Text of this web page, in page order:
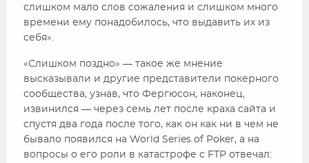
слишком мало слов сожаления и слишком много
времени ему понадобилось, что выдавить их из
себя».
«Слишком поздно» — такое же мнение
высказывали и другие представители покерного
сообщества, узнав, что Фергюсон, наконец,
извинился — через семь лет после краха сайта и
спустя два года после того, как он как ни в чем не
бывало появился на World Series of Poker, а на
вопросы о его роли в катастрофе с FTP отвечал: